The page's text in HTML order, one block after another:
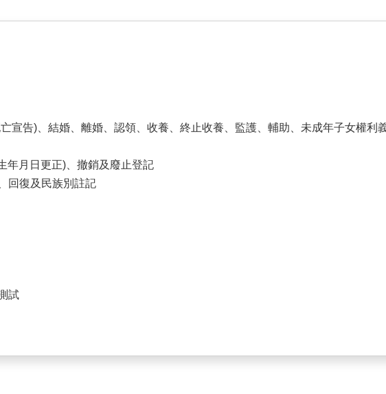
宣告)、結婚、離婚、認領、收養、終止收養、監護、輔助、未成年子女權利
年月日更正)、撤銷及廢止登記
回復及民族別註記
試